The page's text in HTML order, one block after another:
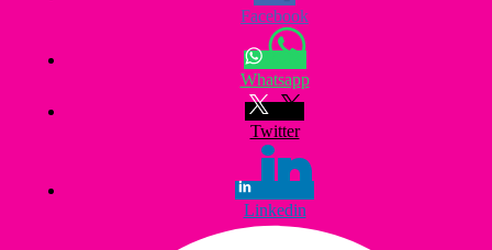
Facebook
Whatsapp
Twitter
Linkedin